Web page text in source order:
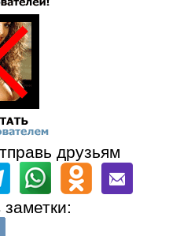
друзьям